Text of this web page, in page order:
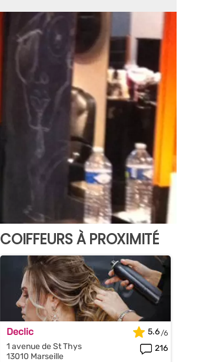
COIFFEURS À PROXIMITÉ
Declic
1 avenue de St Thys
13010 Marseille
5.6
216